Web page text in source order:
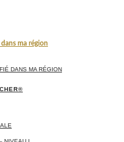
ma région
DANS MA RÉGION